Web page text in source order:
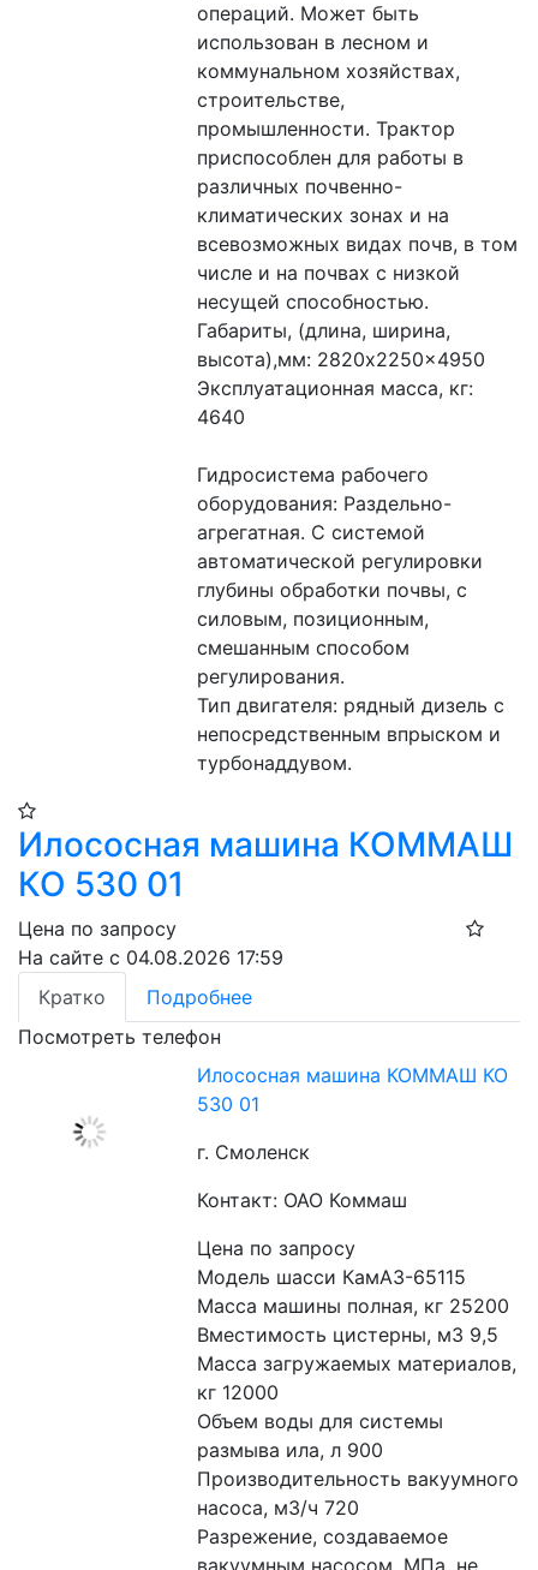
операций. Может быть
использован в лесном и
коммунальном хозяйствах,
строительстве,
промышленности. Трактор
приспособлен для работы в
различных почвенно-
климатических зонах и на
всевозможных видах почв, в том
числе и на почвах с низкой
несущей способностью.
Габариты, (длина, ширина,
высота),мм: 2820x2250x4950
Эксплуатационная масса, кг:
4640
Гидросистема рабочего
оборудования: Раздельно-
агрегатная. С системой
автоматической регулировки
глубины обработки почвы, с
силовым, позиционным,
смешанным способом
регулирования.
Тип двигателя: рядный дизель с
непосредственным впрыском и
турбонаддувом.
Илососная машина КОММАШ
КО 530 01
Цена по запросу
На сайте с 04.08.2026 17:59
Кратко
Подробнее
Посмотреть телефон
Илососная машина КОММАШ КО
530 01
г. Смоленск
Контакт: ОАО Коммаш
Цена по запросу
Модель шасси КамАЗ-65115
Масса машины полная, кг 25200
Вместимость цистерны, м3 9,5
Масса загружаемых материалов,
кг 12000
Объем воды для системы
размыва ила, л 900
Производительность вакуумного
насоса, м3/ч 720
Разрежение, создаваемое
вакуумным насосом, МПа, не